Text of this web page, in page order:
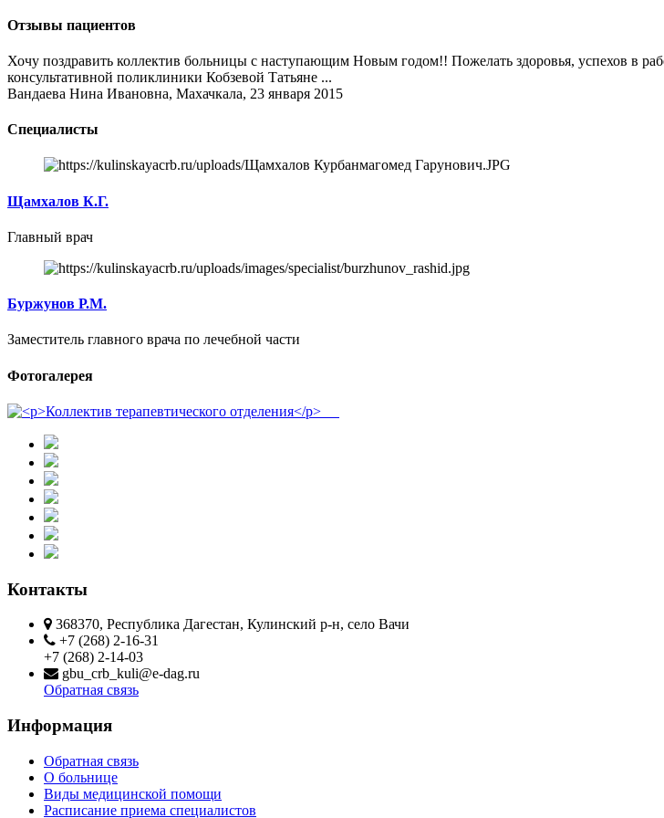
Отзывы пациентов
Хочу поздравить коллектив больницы с наступающим Новым годом!! Пожелать здоровья, успехов в
консультативной поликлиники Кобзевой Татьяне ...
Вандаева Нина Ивановна, Махачкала, 23 января 2015
Специалисты
Щамхалов К.Г.
Главный врач
Буржунов Р.М.
Заместитель главного врача по лечебной части
Фотогалерея
Контакты
368370, Республика Дагестан, Кулинский р-н, село Вачи
+7 (268) 2-16-31
+7 (268) 2-14-03
gbu_crb_kuli@e-dag.ru
Обратная связь
Информация
Обратная связь
О больнице
Виды медицинской помощи
Расписание приема специалистов